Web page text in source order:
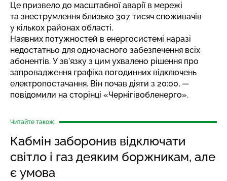
Це призвело до масштабної аварії в мережі
та знеструмлення близько 307 тисяч споживачів
у кількох районах області.
Наявних потужностей в енергосистемі наразі
недостатньо для одночасного забезпечення всіх
абонентів. У зв’язку з цим ухвалено рішення про
запровадження графіка погодинних відключень
електропостачання. Він почав діяти з 20:00, —
повідомили на сторінці «Чернігівобленерго».
Читайте також:
Кабмін заборонив відключати
світло і газ деяким боржникам, але
є умова